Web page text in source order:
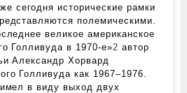
сегодня исторические рамки
полемическими.
великое американское
Голливуда в 1970‑е»2 автор
Александр Хорвард
Голливуда как 1967–1976.
в виду выход двух